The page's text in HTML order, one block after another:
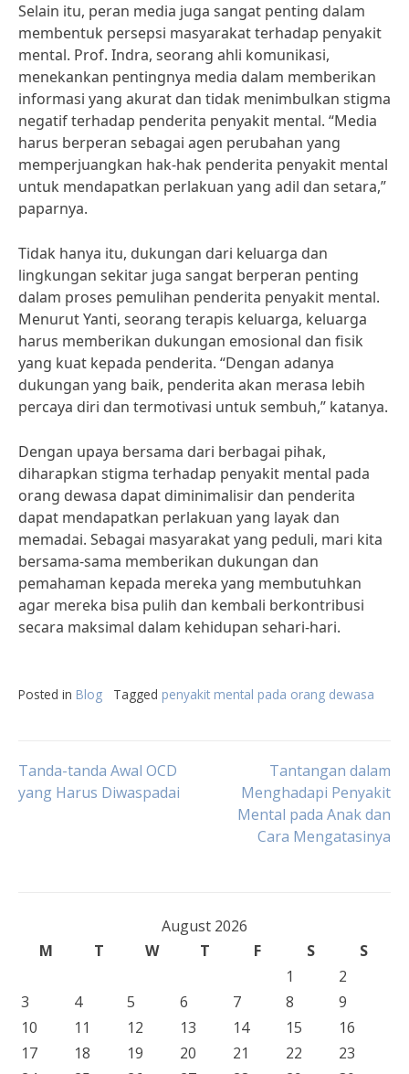
Selain itu, peran media juga sangat penting dalam
membentuk persepsi masyarakat terhadap penyakit
mental. Prof. Indra, seorang ahli komunikasi,
menekankan pentingnya media dalam memberikan
informasi yang akurat dan tidak menimbulkan stigma
negatif terhadap penderita penyakit mental. “Media
harus berperan sebagai agen perubahan yang
memperjuangkan hak-hak penderita penyakit mental
untuk mendapatkan perlakuan yang adil dan setara,”
paparnya.
Tidak hanya itu, dukungan dari keluarga dan
lingkungan sekitar juga sangat berperan penting
dalam proses pemulihan penderita penyakit mental.
Menurut Yanti, seorang terapis keluarga, keluarga
harus memberikan dukungan emosional dan fisik
yang kuat kepada penderita. “Dengan adanya
dukungan yang baik, penderita akan merasa lebih
percaya diri dan termotivasi untuk sembuh,” katanya.
Dengan upaya bersama dari berbagai pihak,
diharapkan stigma terhadap penyakit mental pada
orang dewasa dapat diminimalisir dan penderita
dapat mendapatkan perlakuan yang layak dan
memadai. Sebagai masyarakat yang peduli, mari kita
bersama-sama memberikan dukungan dan
pemahaman kepada mereka yang membutuhkan
agar mereka bisa pulih dan kembali berkontribusi
secara maksimal dalam kehidupan sehari-hari.
Posted in Blog Tagged penyakit mental pada orang dewasa
Post
Tanda-tanda Awal OCD
yang Harus Diwaspadai
Tantangan dalam
Menghadapi Penyakit
Mental pada Anak dan
Cara Mengatasinya
August 2026
M
T W T F S
S
1
2
3
4 5 6 7 8
9
10
11 12 13 14 15
16
17
18 19 20 21 22
23